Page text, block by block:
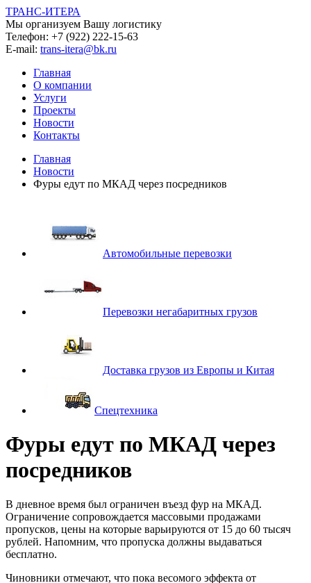
ТРАНС-ИТЕРА
Мы организуем Вашу логистику
Телефон: +7 (922) 222-15-63
E-mail: trans-itera@bk.ru
Главная
О компании
Услуги
Проекты
Новости
Контакты
Главная
Новости
Фуры едут по МКАД через посредников
Автомобильные перевозки
Перевозки негабаритных грузов
Доставка грузов из Европы и Китая
Спецтехника
Фуры едут по МКАД через
посредников
В дневное время был ограничен въезд фур на МКАД.
Ограничение сопровождается массовыми продажами
пропусков, цены на которые варьируются от 15 до 60 тысяч
рублей. Напомним, что пропуска должны выдаваться
бесплатно.
Чиновники отмечают, что пока весомого эффекта от